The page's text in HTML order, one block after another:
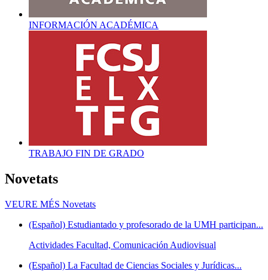
INFORMACIÓN ACADÉMICA
TRABAJO FIN DE GRADO
Novetats
VEURE MÉS Novetats
(Español) Estudiantado y profesorado de la UMH participan...
Actividades Facultad, Comunicación Audiovisual
(Español) La Facultad de Ciencias Sociales y Jurídicas...